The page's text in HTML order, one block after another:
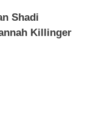
Shadi
Killinger